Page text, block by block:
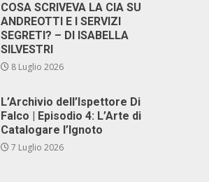
COSA SCRIVEVA LA CIA SU
ANDREOTTI E I SERVIZI
SEGRETI? – DI ISABELLA
SILVESTRI
8 Luglio 2026
L’Archivio dell’Ispettore Di
Falco | Episodio 4: L’Arte di
Catalogare l’Ignoto
7 Luglio 2026